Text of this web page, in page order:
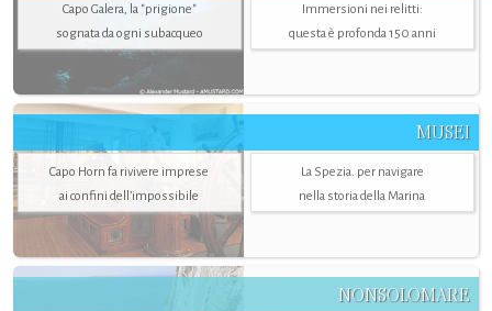
Capo Galera, la "prigione"
sognata da ogni subacqueo
Immersioni nei relitti:
questa è profonda 150 anni
MUSEI
Capo Horn fa rivivere imprese
ai confini dell’impossibile
La Spezia. per navigare
nella storia della Marina
NONSOLOMARE